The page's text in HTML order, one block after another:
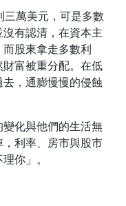
三萬美元，可是多數
有認清，在資本主
股東拿走多數利
富被重分配。在低
，通膨慢慢的侵蝕
化與他們的生活無
利率、房市與股市
你」。